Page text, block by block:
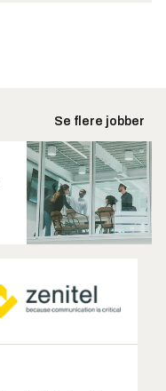
Se flere jobber